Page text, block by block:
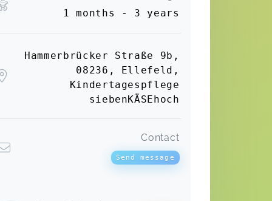
1 months - 3 years
Hammerbrücker Straße 9b,
08236, Ellefeld,
Kindertagespflege
siebenKÄSEhoch
Contact
Send message